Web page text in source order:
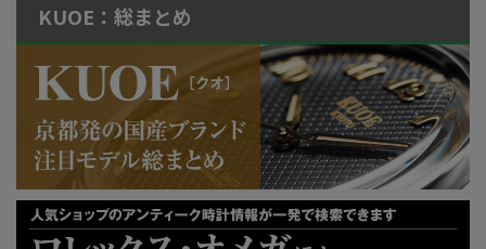
KUOE：総まとめ